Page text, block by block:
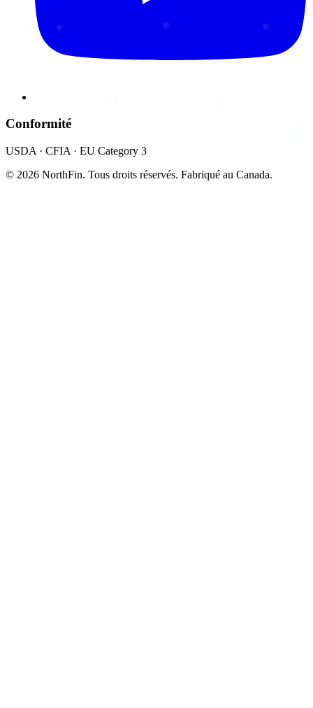
Conformité
USDA · CFIA · EU Category 3
© 2026 NorthFin. Tous droits réservés. Fabriqué au Canada.